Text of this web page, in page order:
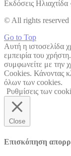
Εκδόσεις
© All rights
Go to Top
Αυτή η ιστοσελίδα
εμπειρία του
συμφωνείτε με την
Cookies. Κάνοντας
όλων των cookies.
Ρυθμίσεις των
Close
Επισκόπηση